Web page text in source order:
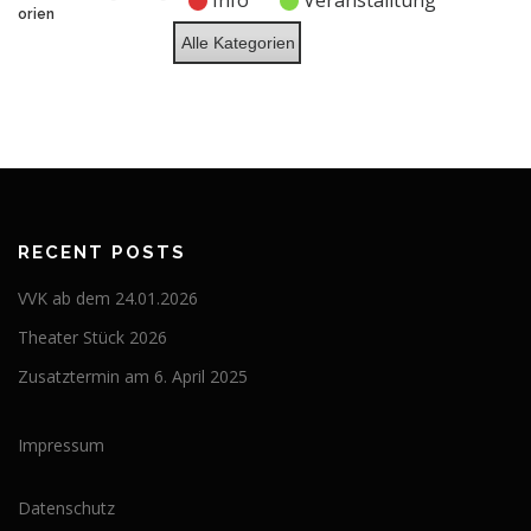
2026
2026
2026
2026
orien
Alle Kategorien
RECENT POSTS
VVK ab dem 24.01.2026
Theater Stück 2026
Zusatztermin am 6. April 2025
Impressum
Datenschutz